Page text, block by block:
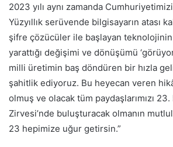
2023 yılı aynı zamanda
Yüzyıllık serüvende bilgisayarın atası
şifre çözücüler ile başlayan teknolojinin
yarattığı değişimi ve dönüşümü
milli üretimin baş döndüren bir hızla
şahitlik ediyoruz. Bu heyecan veren
olmuş ve olacak tüm paydaşlarımızı
Zirvesi’nde buluşturacak olmanın
23 hepimize uğur getirsin.”